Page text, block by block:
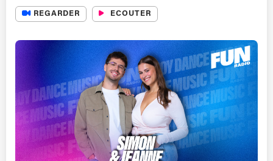
REGARDER ECOUTER